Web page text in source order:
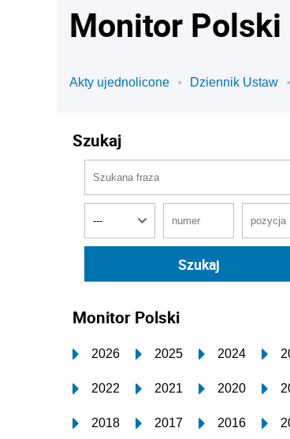
Monitor Polski
Akty ujednolicone Dziennik Ustaw
Szukaj
Monitor Polski
2026 2025 2024
2022 2021 2020
2018 2017 2016